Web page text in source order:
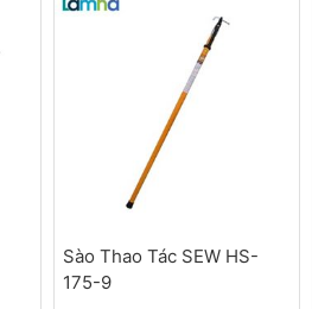
Sào Thao Tác SEW HS-
175-9